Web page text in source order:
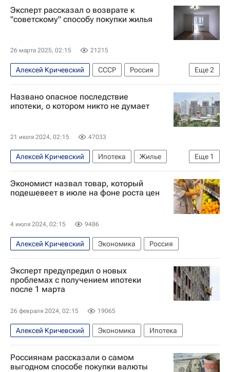
Эксперт рассказал о возврате к
"советскому" способу покупки жилья
26 марта 2025, 02:15 21215
Еще2
Алексей Кричевский СССР
Россия
Недвижимость
Общество
Названо опасное последствие
ипотеки, о котором никто не думает
21 июля 2024, 02:15 47033
Еще 1
Алексей Кричевский Ипотека
Жилье
Банки
Экономист назвал товар, который
подешевеет в июле на фоне роста цен
4 июля 2024, 02:15 9486
Алексей Кричевский Экономика Россия
Эксперт предупредил о новых
проблемах с получением ипотеки
после 1 марта
26 февраля 2024, 02:15 19065
Алексей Кричевский Экономика Ипотека
Россиянам рассказали о самом
выгодном способе покупки валюты